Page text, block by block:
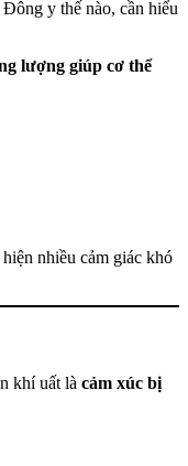
y thế nào, cần hiểu
lượng giúp cơ thể
nhiều cảm giác khó
khí uất là cảm xúc bị